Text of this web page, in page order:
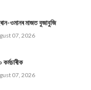
ওমানৰ মাজত বুজাবুজি
07, 2026
07, 2026